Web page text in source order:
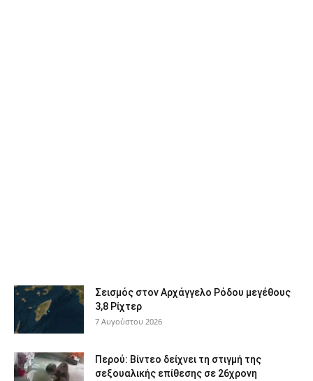
Σεισμός στον Αρχάγγελο Ρόδου μεγέθους
3,8 Ρίχτερ
7 Αυγούστου 2026
Περού: Βίντεο δείχνει τη στιγμή της
σεξουαλικής επίθεσης σε 26χρονη